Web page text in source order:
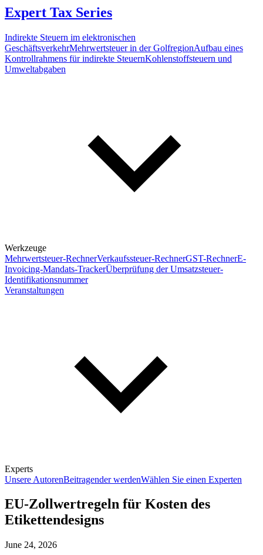
Expert Tax Series
Indirekte Steuern im elektronischen
GeschäftsverkehrMehrwertsteuer in der GolfregionAufbau eines
Kontrollrahmens für indirekte SteuernKohlenstoffsteuern und
Umweltabgaben
Werkzeuge
Mehrwertsteuer-RechnerVerkaufssteuer-RechnerGST-RechnerE-
Invoicing-Mandats-TrackerÜberprüfung der Umsatzsteuer-
Identifikationsnummer
Veranstaltungen
Experts
Unsere AutorenBeitragender werdenWählen Sie einen Experten
EU-Zollwertregeln für Kosten des
Etikettendesigns
June 24, 2026